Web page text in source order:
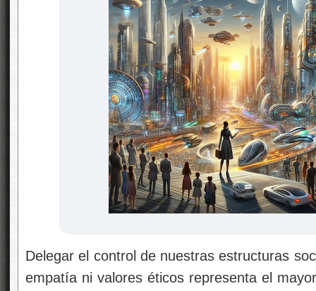
Delegar el control de nuestras estructuras
empatía ni valores éticos representa el